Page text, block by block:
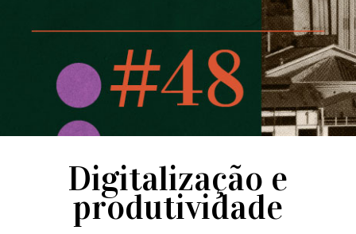
Digitalização e
produtividade